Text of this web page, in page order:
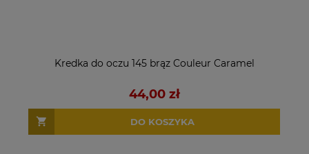
Kredka do oczu 145 brąz Couleur Caramel
44,00 zł
DO KOSZYKA